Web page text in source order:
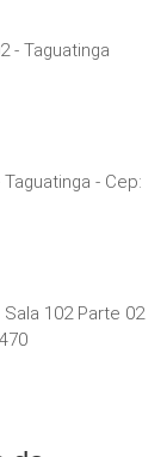
- Taguatinga
- Cep:
102 Parte 02